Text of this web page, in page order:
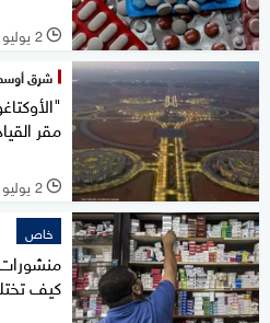
l 2 يوليو 2026
شرق
مقر
l 2 يوليو 2026
خاص
كيف